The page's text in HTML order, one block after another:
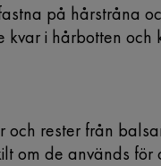
på hårstråna
i hårbotten och
rester från
om de används för